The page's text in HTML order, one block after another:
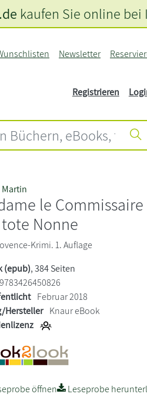
Newsletter
Registrieren
kaufen Sie online bei
Martin
le
Nonne
Krimi. 1. Auflage
(epub), 384 Seiten
9783426450826
Februar 2018
Hersteller Knaur eBook
öffnen
Leseprobe